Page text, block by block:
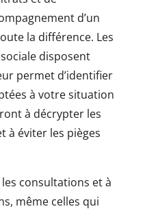
d’un
la différence. Les
disposent
permet d’identifier
à votre situation
à décrypter les
à éviter les pièges
consultations et à
même celles qui